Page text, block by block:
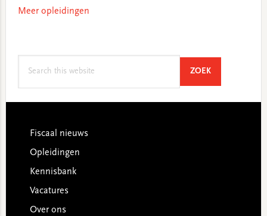
Meer opleidingen
ZOEKSEARCH
Footer
Fiscaal nieuws
Opleidingen
Kennisbank
Vacatures
Over ons